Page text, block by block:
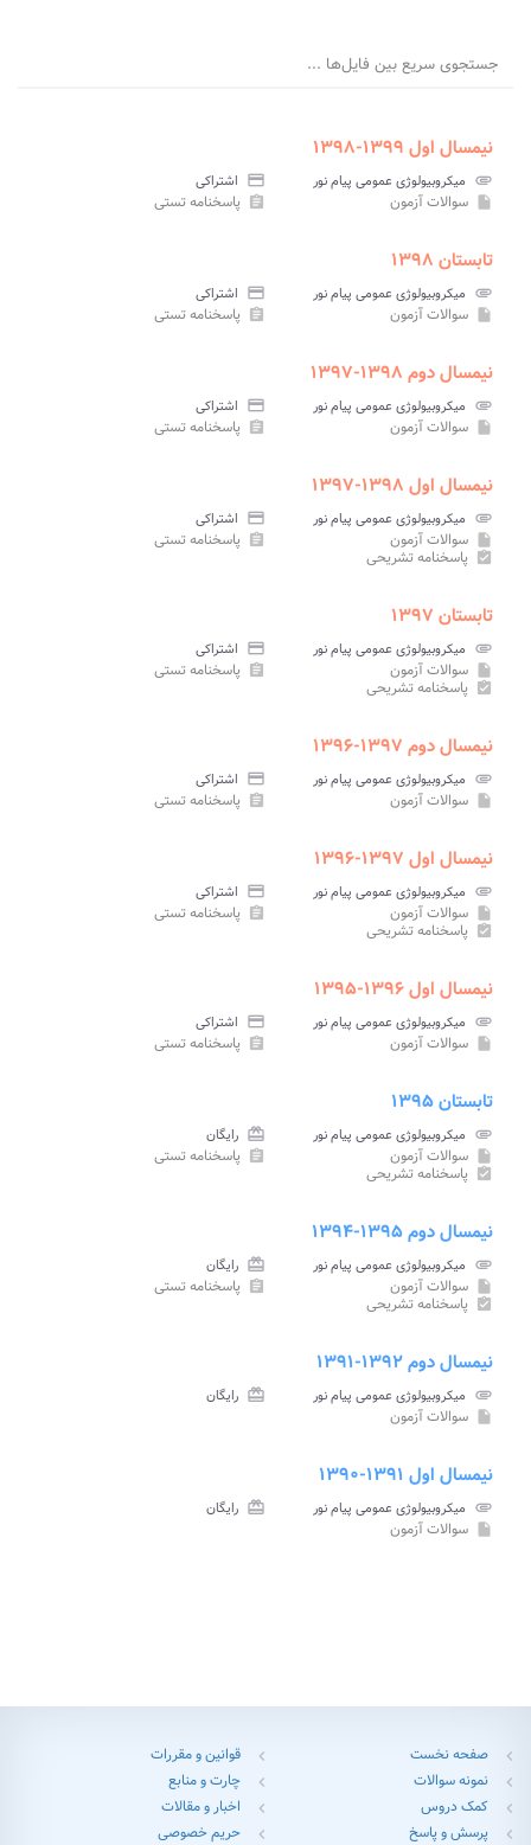
جستجوی سریع بین فایل‌ها ...
نیمسال اول ۱۳۹۹-۱۳۹۸
attachment میکروبیولوژی عمومی پیام نور credit_card اشتراکی
insert_drive_file سوالات آزمون assignment پاسخنامه تستی
تابستان ۱۳۹۸
attachment میکروبیولوژی عمومی پیام نور credit_card اشتراکی
insert_drive_file سوالات آزمون assignment پاسخنامه تستی
نیمسال دوم ۱۳۹۸-۱۳۹۷
attachment میکروبیولوژی عمومی پیام نور credit_card اشتراکی
insert_drive_file سوالات آزمون assignment پاسخنامه تستی
نیمسال اول ۱۳۹۸-۱۳۹۷
attachment میکروبیولوژی عمومی پیام نور credit_card اشتراکی
insert_drive_file سوالات آزمون assignment پاسخنامه تستی
assignment_turned_in پاسخنامه تشریحی
تابستان ۱۳۹۷
attachment میکروبیولوژی عمومی پیام نور credit_card اشتراکی
insert_drive_file سوالات آزمون assignment پاسخنامه تستی
assignment_turned_in پاسخنامه تشریحی
نیمسال دوم ۱۳۹۷-۱۳۹۶
attachment میکروبیولوژی عمومی پیام نور credit_card اشتراکی
insert_drive_file سوالات آزمون assignment پاسخنامه تستی
نیمسال اول ۱۳۹۷-۱۳۹۶
attachment میکروبیولوژی عمومی پیام نور credit_card اشتراکی
insert_drive_file سوالات آزمون assignment پاسخنامه تستی
assignment_turned_in پاسخنامه تشریحی
نیمسال اول ۱۳۹۶-۱۳۹۵
attachment میکروبیولوژی عمومی پیام نور credit_card اشتراکی
insert_drive_file سوالات آزمون assignment پاسخنامه تستی
تابستان ۱۳۹۵
attachment میکروبیولوژی عمومی پیام نور card_giftcard رایگان
insert_drive_file سوالات آزمون assignment پاسخنامه تستی
assignment_turned_in پاسخنامه تشریحی
نیمسال دوم ۱۳۹۵-۱۳۹۴
attachment میکروبیولوژی عمومی پیام نور card_giftcard رایگان
insert_drive_file سوالات آزمون assignment پاسخنامه تستی
assignment_turned_in پاسخنامه تشریحی
نیمسال دوم ۱۳۹۲-۱۳۹۱
attachment میکروبیولوژی عمومی پیام نور card_giftcard رایگان
insert_drive_file سوالات آزمون
نیمسال اول ۱۳۹۱-۱۳۹۰
attachment میکروبیولوژی عمومی پیام نور card_giftcard رایگان
insert_drive_file سوالات آزمون
chevron_left صفحه نخست chevron_left قوانین و مقررات
chevron_left نمونه سوالات chevron_left چارت و منابع
chevron_left کمک دروس chevron_left اخبار و مقالات
chevron_left پرسش و پاسخ chevron_left حریم خصوصی